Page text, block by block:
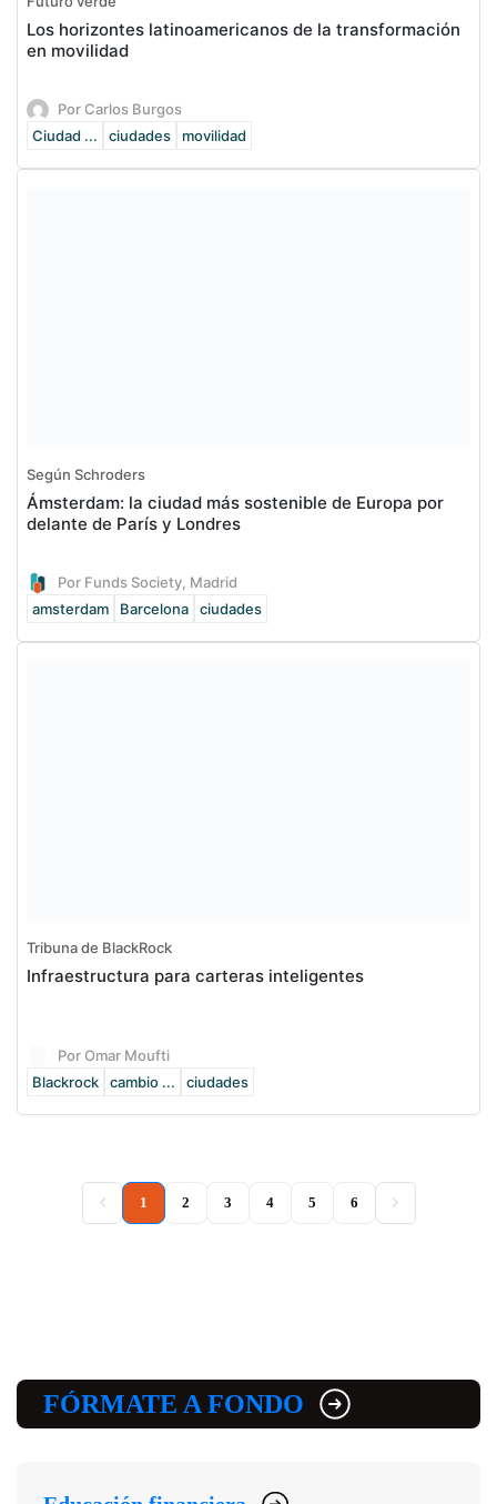
Los horizontes latinoamericanos de la transformación
en movilidad
Por Carlos Burgos
Ciudad ...
ciudades movilidad
Según Schroders
Ámsterdam: la ciudad más sostenible de Europa por
delante de París y Londres
Por Funds Society, Madrid
amsterdam
Barcelona ciudades
Tribuna de BlackRock
Infraestructura para carteras inteligentes
Por Omar Moufti
Blackrock
cambio ... ciudades
1 (current)
2 3 4 5 6
FÓRMATE A FONDO